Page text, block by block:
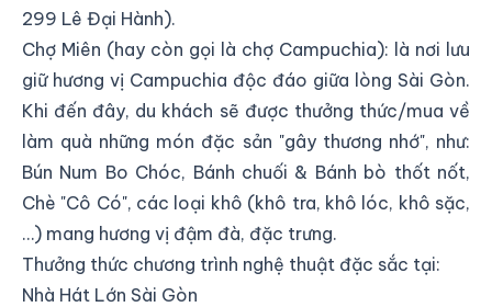
299 Lê Đại Hành).
Chợ Miên (hay còn gọi là chợ Campuchia): là nơi lưu
giữ hương vị Campuchia độc đáo giữa lòng Sài Gòn.
Khi đến đây, du khách sẽ được thưởng thức/mua về
làm quà những món đặc sản "gây thương nhớ", như:
Bún Num Bo Chóc, Bánh chuối & Bánh bò thốt nốt,
Chè "Cô Có", các loại khô (khô tra, khô lóc, khô sặc,
…) mang hương vị đậm đà, đặc trưng.
Thưởng thức chương trình nghệ thuật đặc sắc tại:
Nhà Hát Lớn Sài Gòn